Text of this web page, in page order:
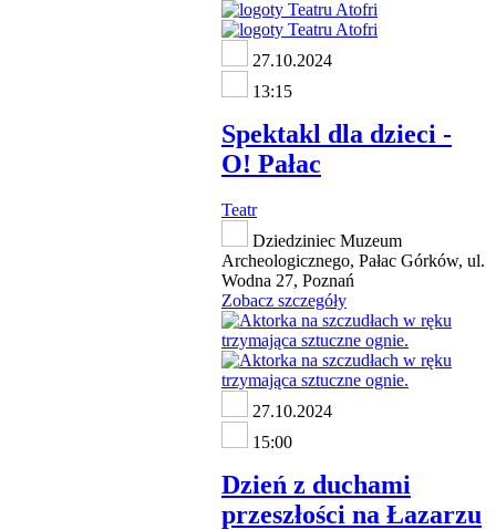
27.10.2024
13:15
Spektakl dla dzieci -
O! Pałac
Teatr
Dziedziniec Muzeum
Archeologicznego, Pałac Górków, ul.
Wodna 27, Poznań
Zobacz szczegóły
27.10.2024
15:00
Dzień z duchami
przeszłości na Łazarzu